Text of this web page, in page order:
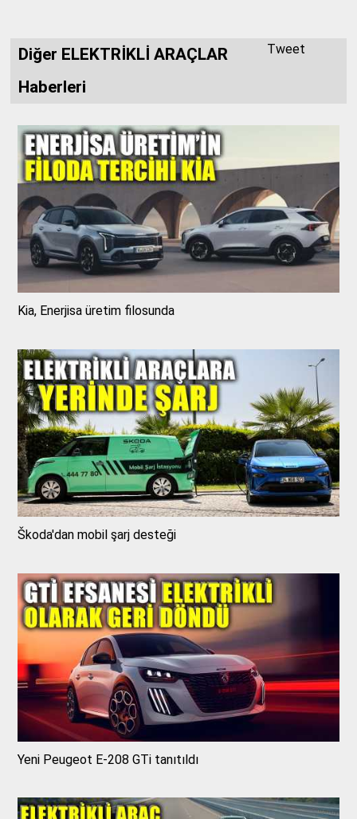
Tweet
Diğer ELEKTRİKLİ ARAÇLAR
Haberleri
Kia, Enerjisa üretim filosunda
Škoda'dan mobil şarj desteği
Yeni Peugeot E-208 GTi tanıtıldı